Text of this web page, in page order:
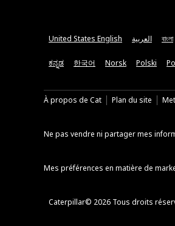
United States English العربية বাংলা
ಕನ್ನಡ 한국어 Norsk Polski
À propos de Cat Plan du site
Ne pas vendre ni partager mes
Mes préférences en matière de
Caterpillar© 2026 Tous droits